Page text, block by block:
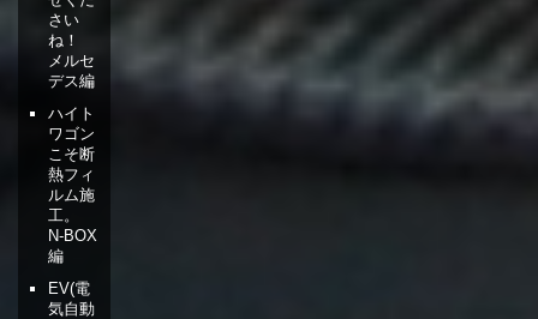
さい
ね！
メルセ
デス編
ハイト
ワゴン
こそ断
熱フィ
ルム施
工。
N-BOX
編
EV(電
気自動